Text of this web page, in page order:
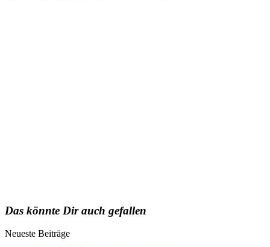
Das könnte Dir auch gefallen
Neueste Beiträge